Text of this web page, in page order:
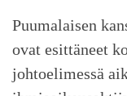
Puumalaisen
ovat esittäneet
johtoelimessä